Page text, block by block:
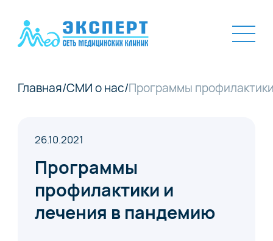
Главная/СМИ о нас/Программы
26.10.2021
Программы
профилактики и
лечения в пандемию